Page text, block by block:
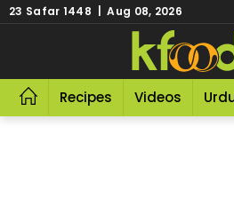
23 Safar 1448 | Aug 08, 2026
Recipes Videos